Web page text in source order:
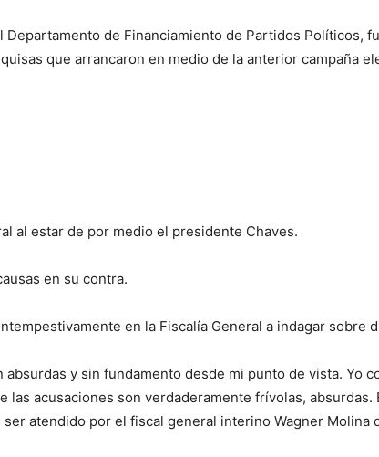
Departamento de Financiamiento de Partidos Políticos,
que arrancaron en medio de la anterior campaña
al estar de por medio el presidente Chaves.
en su contra.
en la Fiscalía General a indagar sobre
absurdas y sin fundamento desde mi punto de vista. Yo
las acusaciones son verdaderamente frívolas,
ser atendido por el fiscal general interino Wagner Molina